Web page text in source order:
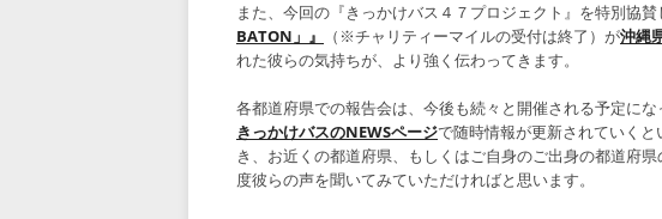
また、今回の『きっかけバス４７プロジェクト』を特別協賛
BATON」』
（※チャリティーマイルの受付は終了）が沖縄
れた彼らの気持ちが、より強く伝わってきます。
各都道府県での報告会は、今後も続々と開催される予定にな
きっかけバスのNEWSページで随時情報が更新されていく
き、お近くの都道府県、もしくはご自身のご出身の都道府
度彼らの声を聞いてみていただければと思います。